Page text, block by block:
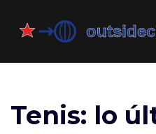
Tenis: lo